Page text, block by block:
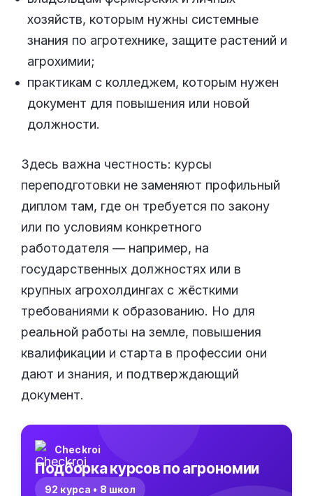
хозяйств, которым нужны системные
знания по агротехнике, защите растений и
агрохимии;
практикам с колледжем, которым нужен
документ для повышения или новой
должности.
Здесь важна честность: курсы
переподготовки не заменяют профильный
диплом там, где он требуется по закону
или по условиям конкретного
работодателя — например, на
государственных должностях или в
крупных агрохолдингах с жёсткими
требованиями к образованию. Но для
реальной работы на земле, повышения
квалификации и старта в профессии они
дают и знания, и подтверждающий
документ.
Checkroi
Подборка курсов по агрономии
92 курса • 8 школ